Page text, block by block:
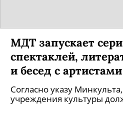
МДТ запускает
спектаклей,
и бесед с
Согласно указу
учреждения культуры